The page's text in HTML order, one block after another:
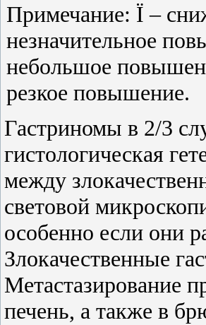
Примечание: Ї –
незначительное
небольшое
резкое повышение.
Гастриномы в 2/3
гистологическая
между
световой
особенно если они
Злокачественные
Метастазирование
печень, а также в